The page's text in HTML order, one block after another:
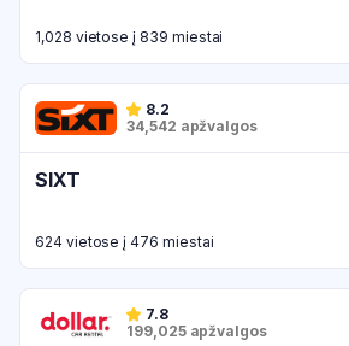
1,028 vietose į 839 miestai
8.2
34,542 apžvalgos
SIXT
624 vietose į 476 miestai
7.8
199,025 apžvalgos